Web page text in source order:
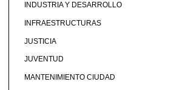
INDUSTRIA Y DESARROLLO
INFRAESTRUCTURAS
JUSTICIA
JUVENTUD
MANTENIMIENTO CIUDAD